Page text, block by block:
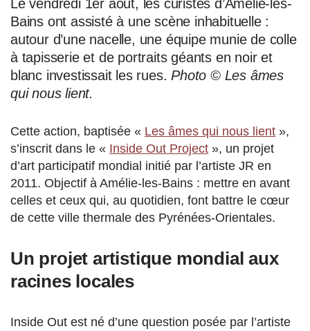
Le vendredi 1er août, les curistes d’Amélie-les-
Bains ont assisté à une scène inhabituelle :
autour d’une nacelle, une équipe munie de colle
à tapisserie et de portraits géants en noir et
blanc investissait les rues. Photo © Les âmes
qui nous lient.
Cette action, baptisée « Les âmes qui nous lient »,
s’inscrit dans le « Inside Out Project », un projet
d’art participatif mondial initié par l’artiste JR en
2011. Objectif à Amélie-les-Bains : mettre en avant
celles et ceux qui, au quotidien, font battre le cœur
de cette ville thermale des Pyrénées-Orientales.
Un projet artistique mondial aux
racines locales
Inside Out est né d’une question posée par l’artiste